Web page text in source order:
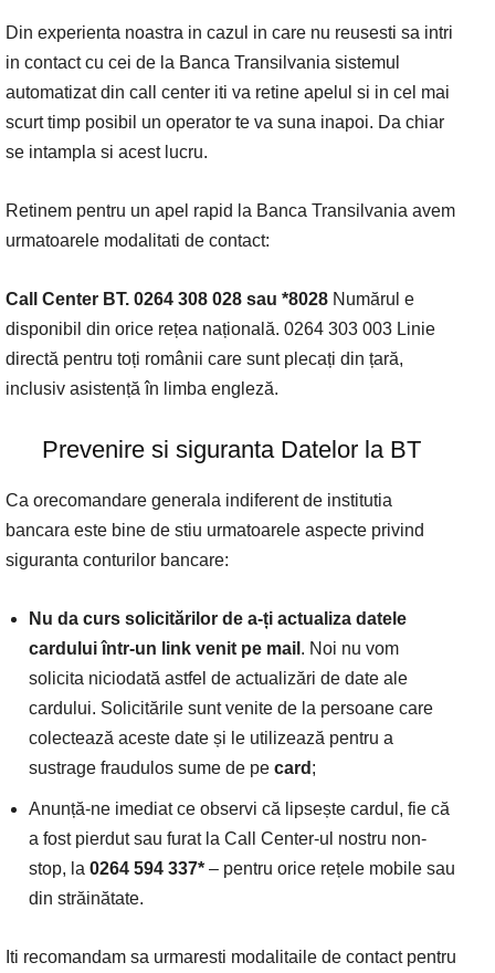
Din experienta noastra in cazul in care nu reusesti sa intri
in contact cu cei de la Banca Transilvania sistemul
automatizat din call center iti va retine apelul si in cel mai
scurt timp posibil un operator te va suna inapoi. Da chiar
se intampla si acest lucru.
Retinem pentru un apel rapid la Banca Transilvania avem
urmatoarele modalitati de contact:
Call Center BT. 0264 308 028 sau *8028 Numărul e
disponibil din orice rețea națională. 0264 303 003 Linie
directă pentru toți românii care sunt plecați din țară,
inclusiv asistență în limba engleză.
Prevenire si siguranta Datelor la BT
Ca orecomandare generala indiferent de institutia
bancara este bine de stiu urmatoarele aspecte privind
siguranta conturilor bancare:
Nu da curs solicitărilor de a-ți actualiza datele
cardului într-un link venit pe mail . Noi nu vom
solicita niciodată astfel de actualizări de date ale
cardului. Solicitările sunt venite de la persoane care
colectează aceste date și le utilizează pentru a
sustrage fraudulos sume de pe card ;
Anunță-ne imediat ce observi că lipsește cardul, fie că
a fost pierdut sau furat la Call Center-ul nostru non-
stop, la 0264 594 337* – pentru orice rețele mobile sau
din străinătate.
Iti recomandam sa urmaresti modalitaile de contact pentru